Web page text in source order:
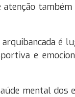
atenção
é
e
mental dos